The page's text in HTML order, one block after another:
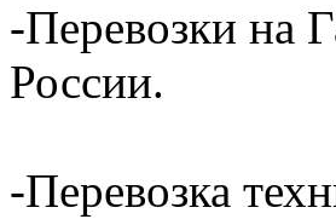
-Перевозки на
России.
-Перевозка